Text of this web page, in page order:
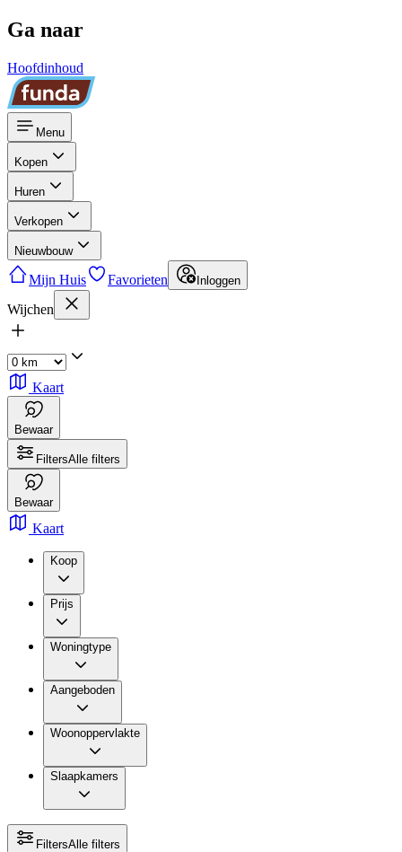
Ga naar
Hoofdinhoud
Menu
Kopen
Huren
Verkopen
Nieuwbouw
Mijn Huis Favorieten Inloggen
Wijchen
Kaart
Bewaar
FiltersAlle filters
Bewaar
Kaart
Koop
Prijs
Woningtype
Aangeboden
Woonoppervlakte
Slaapkamers
FiltersAlle filters